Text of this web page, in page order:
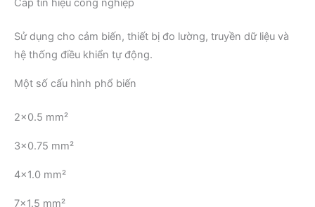
Cáp tín hiệu công nghiệp
Sử dụng cho cảm biến, thiết bị đo lường, truyền dữ liệu và
hệ thống điều khiển tự động.
Một số cấu hình phổ biến
2×0.5 mm²
3×0.75 mm²
4×1.0 mm²
7×1.5 mm²